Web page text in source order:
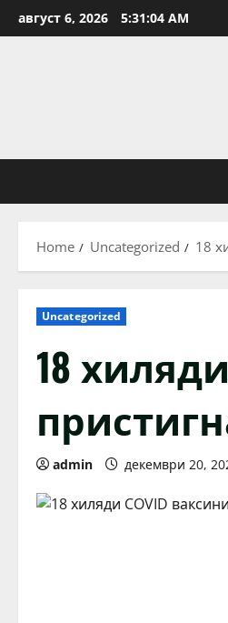
to
август 6, 2026 5:31:05 AM
Home Uncategorized 18
Uncategorized
18
admin декември 20,